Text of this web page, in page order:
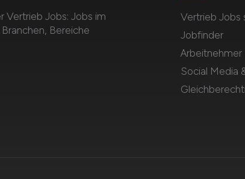
Vertrieb Jobs: Jobs im
Bereiche
Vertrieb Jobs
Jobfinder
Arbeitnehmer
Social Media